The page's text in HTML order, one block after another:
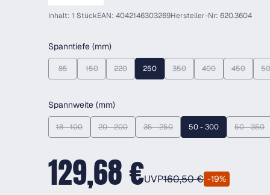
Inhalt: 1 StückEAN: 4042146303269Hersteller-Nr: 620.3604
Spanntiefe (mm)auswählen
85(Diese Option ist zurzeit nicht verfügbar.)
150(Diese Option ist zurzeit nicht verfügbar.)
220(Diese Option ist zurzeit nicht verfügbar.)
250 350(Diese Option ist zurzeit nicht
400(Diese Option ist
450(Diese
Spannweite (mm)auswählen
18 - 100(Diese Option ist zurzeit nicht verfügbar.)
20 - 200(Diese Option ist zurzeit nicht verfügbar.)
35 - 250(Diese Option ist zurzeit nicht
50 - 300 50 - 350
(Diese
129,68 €UVP160,50 € -19%